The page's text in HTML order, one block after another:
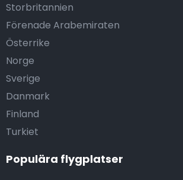
Storbritannien
Förenade Arabemiraten
Österrike
Norge
Sverige
Danmark
Finland
Turkiet
Populära flygplatser